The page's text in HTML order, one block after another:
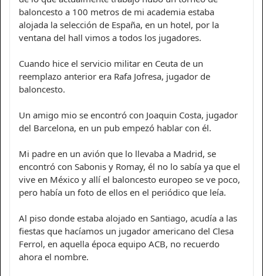
baloncesto a 100 metros de mi academia estaba
alojada la selección de España, en un hotel, por la
ventana del hall vimos a todos los jugadores.
Cuando hice el servicio militar en Ceuta de un
reemplazo anterior era Rafa Jofresa, jugador de
baloncesto.
Un amigo mio se encontró con Joaquin Costa, jugador
del Barcelona, en un pub empezó hablar con él.
Mi padre en un avión que lo llevaba a Madrid, se
encontró con Sabonis y Romay, él no lo sabía ya que el
vive en México y allí el baloncesto europeo se ve poco,
pero había un foto de ellos en el periódico que leía.
Al piso donde estaba alojado en Santiago, acudía a las
fiestas que hacíamos un jugador americano del Clesa
Ferrol, en aquella época equipo ACB, no recuerdo
ahora el nombre.